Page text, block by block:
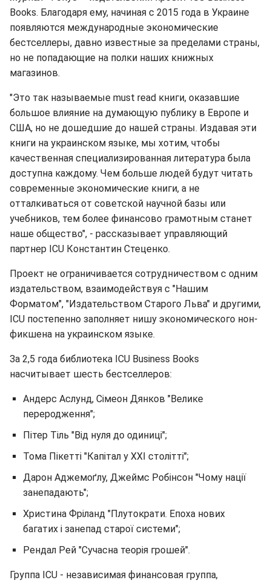
Books. Благодаря ему, начиная с 2015 года в Украине
появляются международные экономические
бестселлеры, давно известные за пределами страны,
но не попадающие на полки наших книжных
магазинов.
"Это так называемые must read книги, оказавшие
большое влияние на думающую публику в Европе и
США, но не дошедшие до нашей страны. Издавая эти
книги на украинском языке, мы хотим, чтобы
качественная специализированная литература была
доступна каждому. Чем больше людей будут читать
современные экономические книги, а не
отталкиваться от советской научной базы или
учебников, тем более финансово грамотным станет
наше общество", - рассказывает управляющий
партнер ICU Константин Стеценко.
Проект не ограничивается сотрудничеством с одним
издательством, взаимодействуя с "Нашим
Форматом", "Издательством Старого Льва" и другими,
ICU постепенно заполняет нишу экономического нон-
фикшена на украинском языке.
За 2,5 года библиотека ICU Business Books
насчитывает шесть бестселлеров:
Андерс Аслунд, Сімеон Дянков "Велике
переродження";
Пітер Тіль "Від нуля до одиниці";
Тома Пікетті "Капітал у XXI столітті";
Дарон Аджемоґлу, Джеймс Робінсон "Чому нації
занепадають";
Христина Фріланд "Плутократи. Епоха нових
багатих і занепад старої системи";
Рендал Рей "Сучасна теорія грошей".
Группа ICU - независимая финансовая группа,